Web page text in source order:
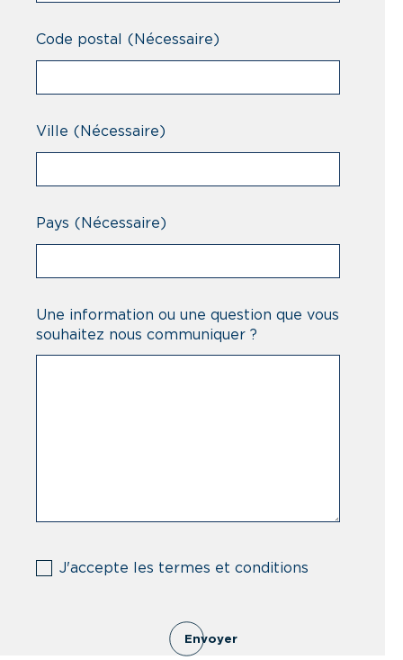
Code postal (Nécessaire)
Ville (Nécessaire)
Pays (Nécessaire)
Une information ou une question que vous
souhaitez nous communiquer ?
(Nécessaire)
J'accepte les termes et conditions
Envoyer